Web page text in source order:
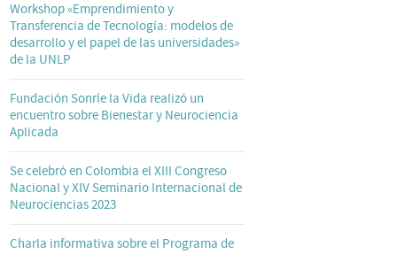
Workshop «Emprendimiento y
Transferencia de Tecnología: modelos de
desarrollo y el papel de las universidades»
de la UNLP
Fundación Sonríe la Vida realizó un
encuentro sobre Bienestar y Neurociencia
Aplicada
Se celebró en Colombia el XIII Congreso
Nacional y XIV Seminario Internacional de
Neurociencias 2023
Charla informativa sobre el Programa de